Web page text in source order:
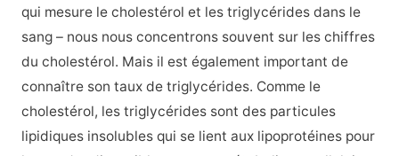
qui mesure le cholestérol et les triglycérides dans le
sang – nous nous concentrons souvent sur les chiffres
du cholestérol. Mais il est également important de
connaître son taux de triglycérides. Comme le
cholestérol, les triglycérides sont des particules
lipidiques insolubles qui se lient aux lipoprotéines pour